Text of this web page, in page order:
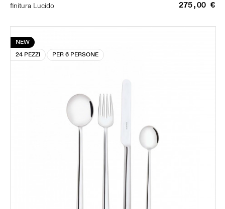
finitura Lucido
275,00 €
NEW
24 PEZZI
PER 6 PERSONE